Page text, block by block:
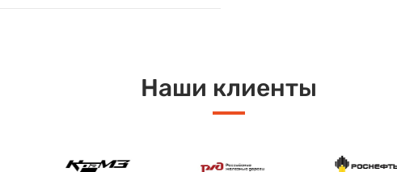
Наши клиенты